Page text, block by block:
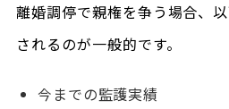
離婚調停で親権を争う場合、
されるのが一般的です。
今までの監護実績